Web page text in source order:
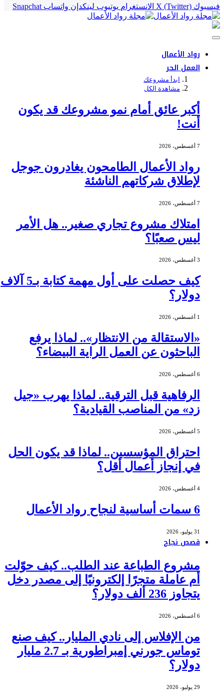
فيسبوك X (Twitter) الانستغرام يوتيوب لينكدإن واتساب Snapchat
رواد الأعمال
العمل الحر
ابدأ مشروعك
مشاهدة الكل
أكبر عائق أمام نمو مشروعك قد يكون
أنت!
7 أغسطس، 2026
رواد الأعمال الطامحون يغادرون جوجل
لإطلاق شركاتهم الناشئة
7 أغسطس، 2026
امتلاك مشروع تجاري صغير.. هل الأمر
ليس صعبًا؟
3 أغسطس، 2026
كيف حصلت على أول مهمة كتابة بـ5 آلاف
دولار؟
1 أغسطس، 2026
«الاستقالة من الانتظار».. لماذا يرفع
الباحثون عن العمل الراية البيضاء؟
6 أغسطس، 2026
الرفاهية قبل الترقية.. لماذا يهرب «جيل
زد» من المناصب القيادية؟
5 أغسطس، 2026
احتراق المؤسسين.. لماذا قد يكون الحل
في إنجاز أعمال أقل؟
4 أغسطس، 2026
6 سمات أساسية لنجاح رواد الأعمال
31 يوليو، 2026
قصص نجاح
مشروع الطباعة عند الطلب.. كيف حوّلت
أم عاملة متجرًا إلكترونيًا إلى مصدر دخل
يتجاوز 236 ألف دولار؟
6 أغسطس، 2026
من الإفلاس إلى نادي المليار.. كيف صنع
توماس جورني إمبراطورية بـ 2.7 مليار
دولار؟
29 يوليو، 2026